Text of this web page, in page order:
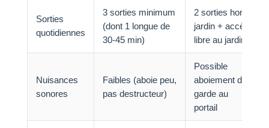
Sorties
quotidiennes
3 sorties minimum
(dont 1 longue de
30-45 min)
2 sorties hors
jardin + accès
libre au jardin
Nuisances
sonores
Faibles (aboie peu,
pas destructeur)
Possible
aboiement de
garde au
portail